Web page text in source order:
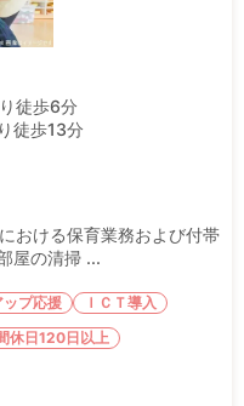
徒歩6分
徒歩13分
おける保育業務および付帯
屋の清掃 ...
ップ応援
ＩＣＴ導入
休日120日以上